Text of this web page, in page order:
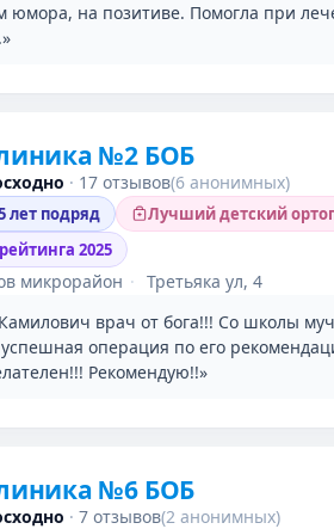
юмора, на позитиве. Помогла при
№2 БОБ
· 17 отзывов(6 анонимных)
лет подряд
Лучший детский
2025
микрорайон · Третьяка ул, 4
врач от бога!!! Со школы
операция по его
Рекомендую!!»
№6 БОБ
· 7 отзывов(2 анонимных)